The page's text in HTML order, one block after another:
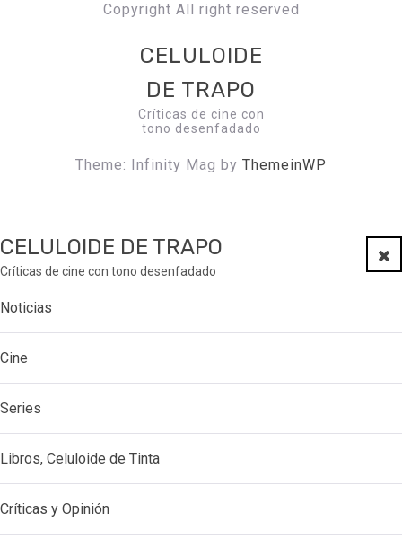
Copyright All right reserved
CELULOIDE
DE TRAPO
Críticas de cine con
tono desenfadado
Theme: Infinity Mag by ThemeinWP
CELULOIDE DE TRAPO
Críticas de cine con tono desenfadado
Noticias
Cine
Series
Libros, Celuloide de Tinta
Críticas y Opinión